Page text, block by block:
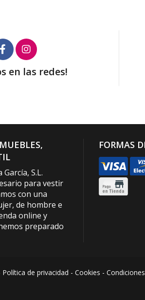
en las redes!
S.L.
para vestir
con una
de hombre e
online y
preparado
FORMAS
Política de privacidad - Cookies -